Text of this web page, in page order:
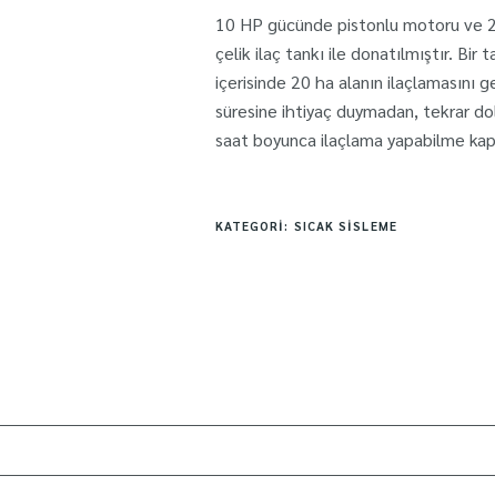
10 HP gücünde pistonlu motoru ve
çelik ilaç tankı ile donatılmıştır. Bir
içerisinde 20 ha alanın ilaçlamasını
süresine ihtiyaç duymadan, tekrar
saat boyunca ilaçlama yapabilme
KATEGORI: SICAK SISLEME